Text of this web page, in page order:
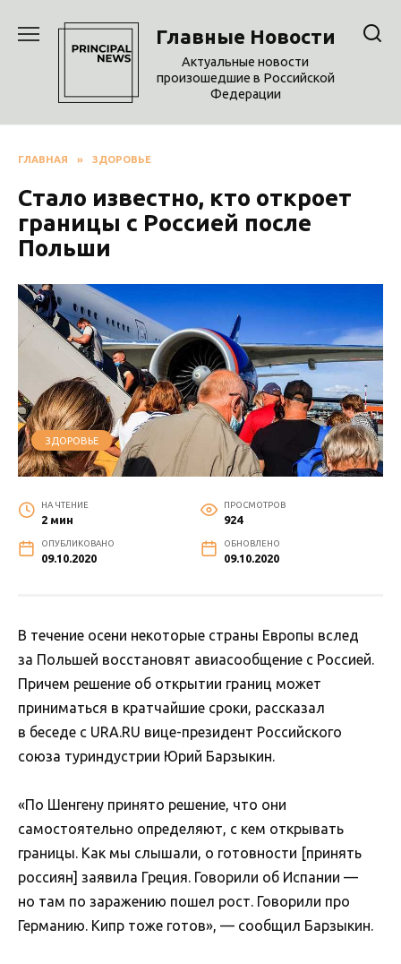
содержанию
Главные Новости
Актуальные новости
произошедшие в Российской
Федерации
ГЛАВНАЯ » ЗДОРОВЬЕ
Стало известно, кто откроет
границы с Россией после
Польши
ЗДОРОВЬЕ
НА ЧТЕНИЕ
2 мин
ПРОСМОТРОВ
924
ОПУБЛИКОВАНО
09.10.2020
ОБНОВЛЕНО
09.10.2020
В течение осени некоторые страны Европы вслед
за Польшей восстановят авиасообщение с Россией.
Причем решение об открытии границ может
приниматься в кратчайшие сроки, рассказал
в беседе с URA.RU вице-президент Российского
союза туриндустрии Юрий Барзыкин.
«По Шенгену принято решение, что они
самостоятельно определяют, с кем открывать
границы. Как мы слышали, о готовности [принять
россиян] заявила Греция. Говорили об Испании —
но там по заражению пошел рост. Говорили про
Германию. Кипр тоже готов», — сообщил Барзыкин.